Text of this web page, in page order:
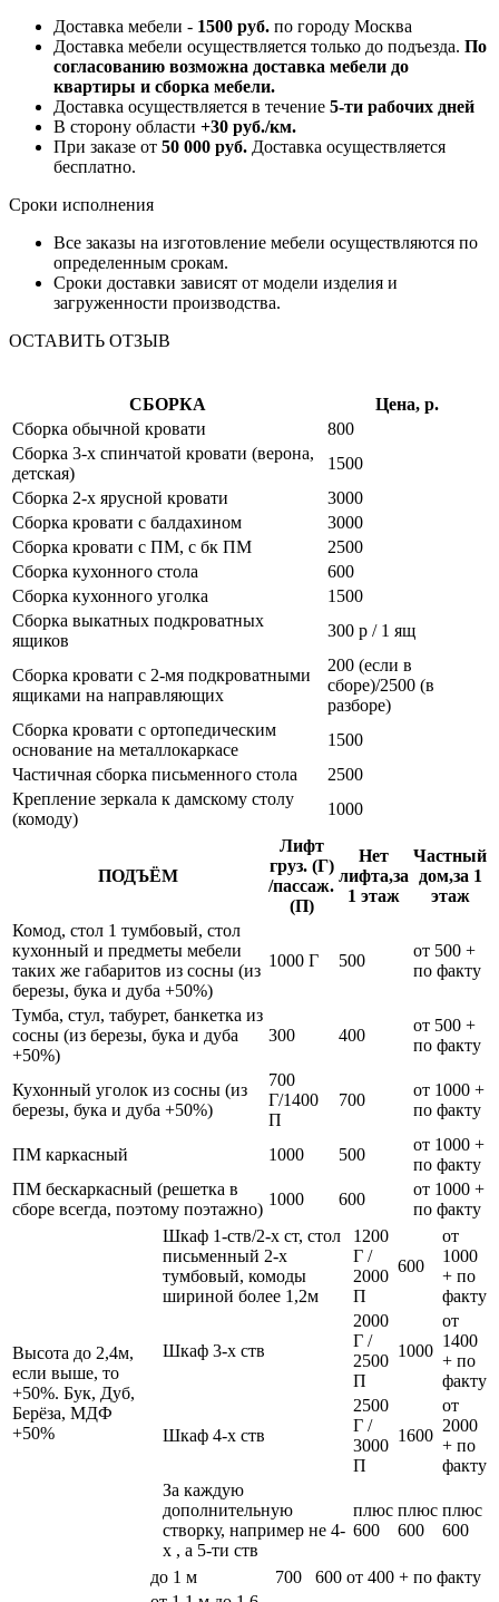
Доставка мебели - 1500 руб. по городу Москва
Доставка мебели осуществляется только до подъезда. По
согласованию возможна доставка мебели до
квартиры и сборка мебели.
Доставка осуществляется в течение 5-ти рабочих дней
В сторону области +30 руб./км.
При заказе от 50 000 руб. Доставка осуществляется
бесплатно.
Сроки исполнения
Все заказы на изготовление мебели осуществляются по
определенным срокам.
Сроки доставки зависят от модели изделия и
загруженности производства.
ОСТАВИТЬ ОТЗЫВ
СБОРКА
Цена, р.
Сборка обычной кровати
800
Сборка 3-х спинчатой кровати (верона,
детская)
1500
Сборка 2-х ярусной кровати
3000
Сборка кровати с балдахином
3000
Сборка кровати с ПМ, с бк ПМ
2500
Сборка кухонного стола
600
Сборка кухонного уголка
1500
Сборка выкатных подкроватных
ящиков
300 р / 1 ящ
Сборка кровати с 2-мя подкроватными
ящиками на направляющих
200 (если в
сборе)/2500 (в
разборе)
Сборка кровати с ортопедическим
основание на металлокаркасе
1500
Частичная сборка письменного стола
2500
Крепление зеркала к дамскому столу
(комоду)
1000
ПОДЪЁМ
Лифт
груз. (Г)
/пассаж.
(П)
Нет
лифта,за
1 этаж
Частный
дом,за 1
этаж
Комод, стол 1 тумбовый, стол
кухонный и предметы мебели
таких же габаритов из сосны (из
березы, бука и дуба +50%)
1000 Г 500
от 500 +
по факту
Тумба, стул, табурет, банкетка из
сосны (из березы, бука и дуба
+50%)
300 400
от 500 +
по факту
Кухонный уголок из сосны (из
березы, бука и дуба +50%)
700
Г/1400
П
700
от 1000 +
по факту
ПМ каркасный 1000 500
от 1000 +
по факту
ПМ бескаркасный (решетка в
сборе всегда, поэтому поэтажно)
1000 600
от 1000 +
по факту
Высота до 2,4м,
если выше, то
+50%. Бук, Дуб,
Берёза, МДФ
+50%
Шкаф 1-ств/2-х ст, стол
письменный 2-х
тумбовый, комоды
шириной более 1,2м
1200
Г /
2000
П
600
от
1000
+ по
факту
Шкаф 3-х ств
2000
Г /
2500
П
1000
от
1400
+ по
факту
Шкаф 4-х ств
2500
Г /
3000
П
1600
от
2000
+ по
факту
За каждую
дополнительную
створку, например не 4-
х , а 5-ти ств
плюс
600
плюс
600
плюс
600
до 1 м 700 600 от 400 + по факту